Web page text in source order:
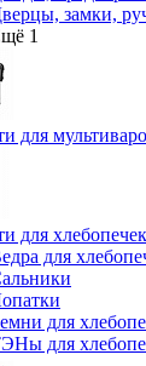
замки,
1
для
для хлебопечек
для
для
для